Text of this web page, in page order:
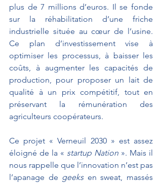
plus de 7 millions d’euros. Il se fonde
sur la réhabilitation d’une friche
industrielle située au cœur de l’usine.
Ce plan d’investissement vise à
optimiser les processus, à baisser les
coûts, à augmenter les capacités de
production, pour proposer un lait de
qualité à un prix compétitif, tout en
préservant la rémunération des
agriculteurs coopérateurs.
Ce projet « Verneuil 2030 » est assez
éloigné de la « startup Nation ». Mais il
nous rappelle que l’innovation n’est pas
l’apanage de geeks en sweat, massés